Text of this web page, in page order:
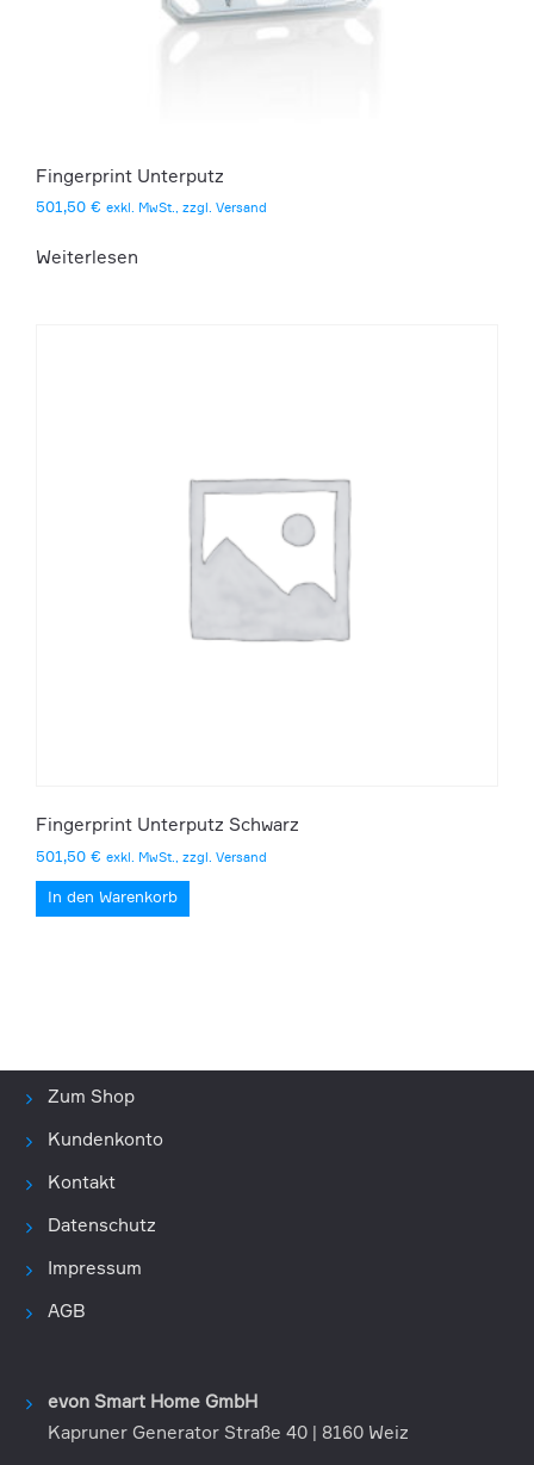
Fingerprint Unterputz
501,50 € exkl. MwSt., zzgl. Versand
Weiterlesen
Fingerprint Unterputz Schwarz
501,50 € exkl. MwSt., zzgl. Versand
In den Warenkorb
Zum Shop
Kundenkonto
Kontakt
Datenschutz
Impressum
AGB
evon Smart Home GmbH
Kapruner Generator Straße 40 | 8160 Weiz